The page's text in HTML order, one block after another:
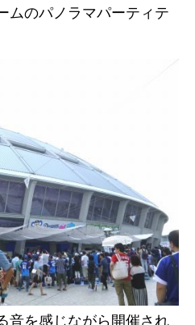
ムのパノラマパーティテ
音を感じながら開催され